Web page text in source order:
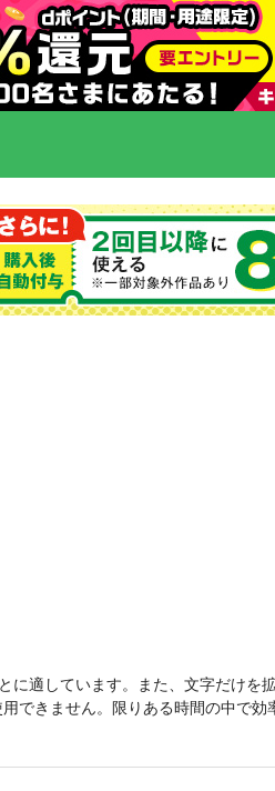
に適しています。また、文字だけを
できません。限りある時間の中で効
ある「時間管理術」や「タスク管理